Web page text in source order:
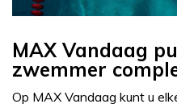
MAX Vandaag
zwemmer
Op MAX Vandaag kunt u